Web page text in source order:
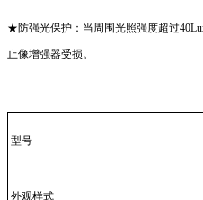
★防强光保护：当周围光照强度超过
止像增强器受损。
型号
外观样式